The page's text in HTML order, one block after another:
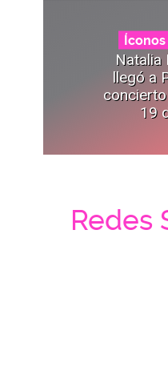
Natalia
llegó a
19